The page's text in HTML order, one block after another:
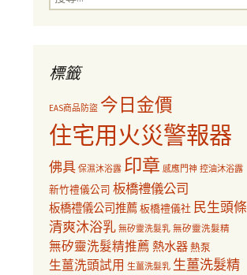
尋
標籤
EAS商品防盜 今日金價
住宅用火災警報器
佛具 保濕沐浴露 印章 感應門神 控油沐浴露
新竹禮儀公司 板橋禮儀公司
板橋禮儀公司推薦板橋禮儀社 民生頭條
清爽沐浴乳 無矽靈洗髮乳 無矽靈洗髮精
無矽靈洗髮精推薦 熱水器 熱泵
生薑洗頭試用 生薑洗髮乳 生薑洗髮精